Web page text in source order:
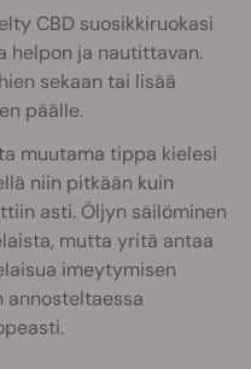
CBD suosikkiruokasi
helpon ja nautittavan.
sekaan tai lisää
päälle.
muutama tippa kielesi
niin pitkään kuin
asti. Öljyn säilöminen
mutta yritä antaa
imeytymisen
annosteltaessa